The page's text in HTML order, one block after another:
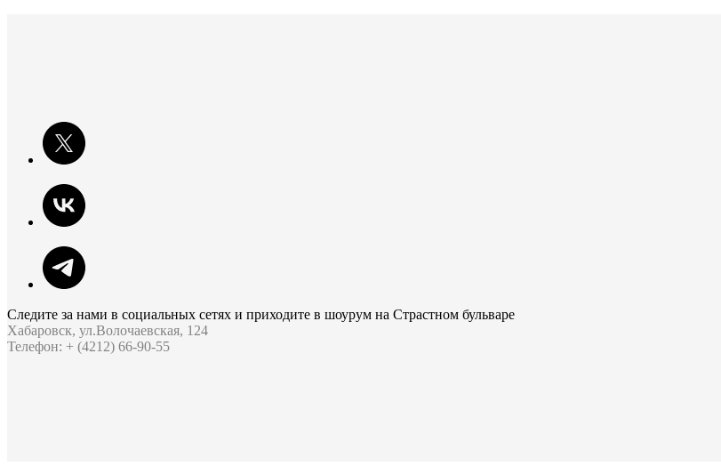
Следите за нами в социальных сетях и приходите в шоурум на Страстном бульваре
Хабаровск, ул.Волочаевская, 124
Телефон: + (4212) 66-90-55